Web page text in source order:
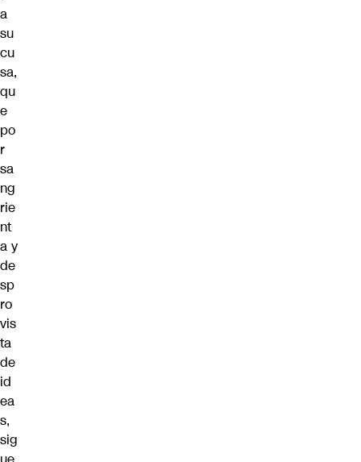
a
su
cu
sa,
qu
e
po
r
sa
ng
rie
nt
a y
de
sp
ro
vis
ta
de
id
ea
s,
sig